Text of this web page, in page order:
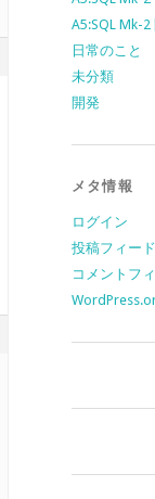
A5:SQL Mk-
日常のこと
未分類
開発
メタ情報
ログイン
投稿フィード
コメントフ